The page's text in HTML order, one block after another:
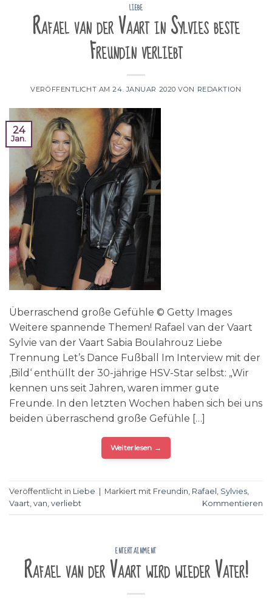
LIEBE
Rafael van der Vaart in Sylvies beste
Freundin verliebt
VERÖFFENTLICHT AM24. JANUAR 2020 VON REDAKTION
24
Jan.
Überraschend große Gefühle © Getty Images
Weitere spannende Themen! Rafael van der Vaart
Sylvie van der Vaart Sabia Boulahrouz Liebe
Trennung Let’s Dance Fußball Im Interview mit der
‚Bild‘ enthüllt der 30-jährige HSV-Star selbst: „Wir
kennen uns seit Jahren, waren immer gute
Freunde. In den letzten Wochen haben sich bei uns
beiden überraschend große Gefühle […]
Weiterlesen →
Veröffentlicht in Liebe | Markiert mit Freundin Rafael Sylvies
Vaart van verliebt Kommentieren
ENTERTAINMENT
Rafael van der Vaart wird wieder Vater!